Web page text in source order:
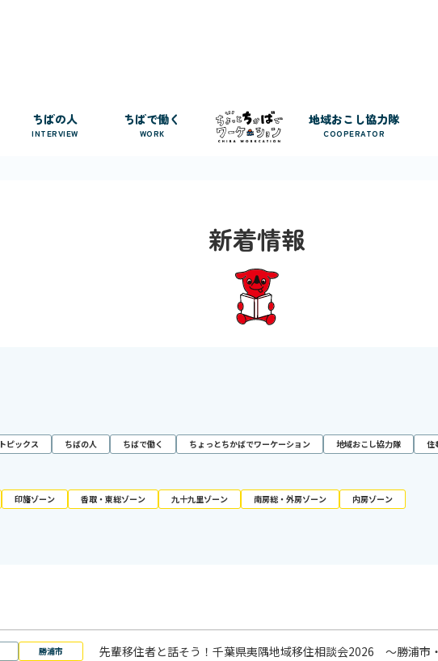
ちばの人
INTERVIEW
ちばで働く
WORK
地域おこし協力隊
COOPERATOR
新着情報
トピックス ちばの人 ちばで働く ちょっとちかばでワーケーション 地域おこし協力隊 住
印旛ゾーン 香取・東総ゾーン 九十九里ゾーン 南房総・外房ゾーン 内房ゾーン
勝浦市
先輩移住者と話そう！千葉県夷隅地域移住相談会2026 ～勝浦市